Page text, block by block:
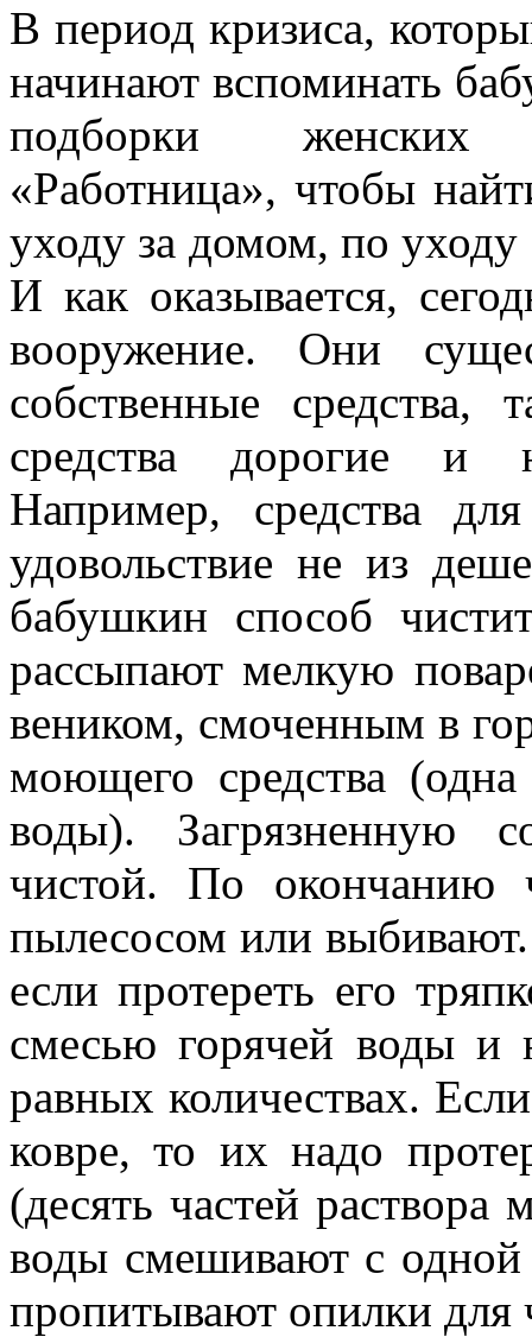
В период кризиса,
начинают вспоминать
подборки женских
«Работница», чтобы
уходу за домом, по
И как оказывается,
вооружение. Они
собственные
средства дорогие и
Например, средства
удовольствие не из
бабушкин способ
рассыпают мелкую
веником, смоченным в
моющего средства
воды). Загрязненную
чистой. По окончанию
пылесосом или
если протереть его
смесью горячей воды и
равных количествах.
ковре, то их надо
(десять частей
воды смешивают с
пропитывают опилки для